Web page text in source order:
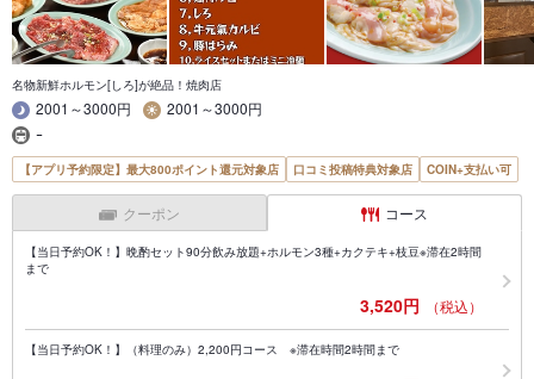
名物新鮮ホルモン[しろ]が絶品！焼肉店
2001～3000円
2001～3000円
ｰ
【アプリ予約限定】最大800ポイント還元対象店 口コミ投稿特典対象店 COIN+支払い可
クーポン コース
【当日予約OK！】晩酌セット90分飲み放題+ホルモン3種+カクテキ+枝豆※滞在2時間
まで
3,520円 （税込）
【当日予約OK！】（料理のみ）2,200円コース ※滞在時間2時間まで